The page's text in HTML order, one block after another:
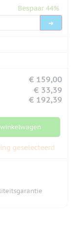
Bespaar 44%
€ 159,00
€ 33,39
€ 192,39
geselecteerd